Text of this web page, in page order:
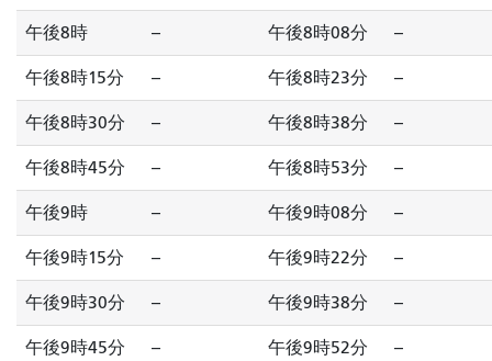
午後8時 -- 午後8時08分 --
午後8時15分 -- 午後8時23分 --
午後8時30分 -- 午後8時38分 --
午後8時45分 -- 午後8時53分 --
午後9時 -- 午後9時08分 --
午後9時15分 -- 午後9時22分 --
午後9時30分 -- 午後9時38分 --
午後9時45分 -- 午後9時52分 --